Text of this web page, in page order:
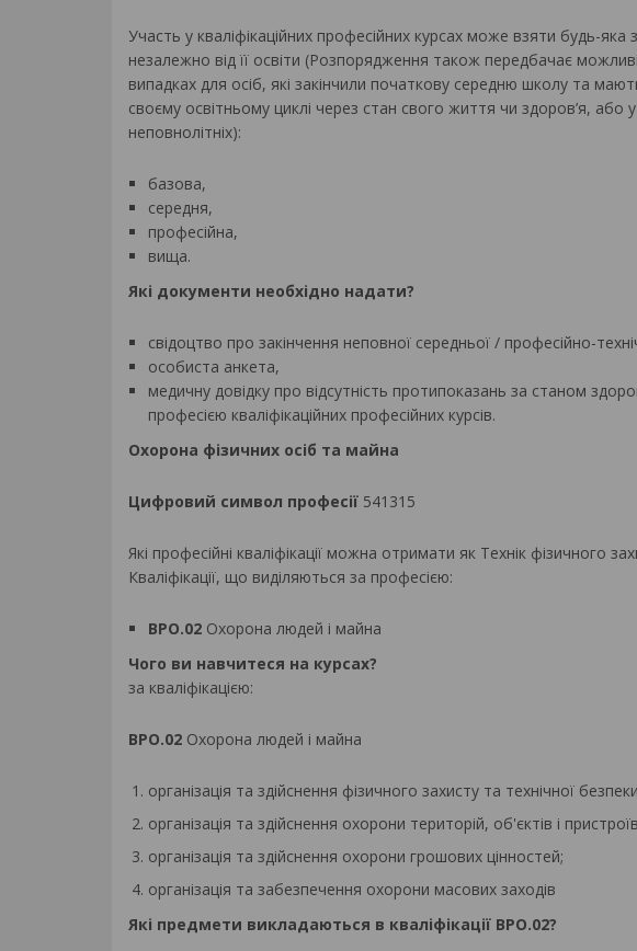
Участь у кваліфікаційних професійних курсах може взяти будь-яка
незалежно від її освіти (Розпорядження також передбачає
випадках для осіб, які закінчили початкову середню школу та
своєму освітньому циклі через стан свого життя чи здоров’я, або
неповнолітніх):
базова,
середня,
професійна,
вища.
Які документи необхідно надати?
свідоцтво про закінчення неповної середньої / професійно-
особиста анкета,
медичну довідку про відсутність протипоказань за станом
професією кваліфікаційних професійних курсів.
Охорона фізичних осіб та майна
Цифровий символ професії 541315
Які професійні кваліфікації можна отримати як Технік фізичного
Кваліфікації, що виділяються за професією:
BPO.02 Охорона людей і майна
Чого ви навчитеся на курсах?
за кваліфікацією:
BPO.02 Охорона людей і майна
організація та здійснення фізичного захисту та технічної
організація та здійснення охорони територій, об'єктів і
організація та здійснення охорони грошових цінностей;
організація та забезпечення охорони масових заходів
Які предмети викладаються в кваліфікації BPO.02?